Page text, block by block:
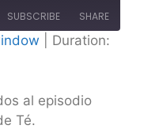
SUBSCRIBE SHARE
Duration:
al episodio
Té.